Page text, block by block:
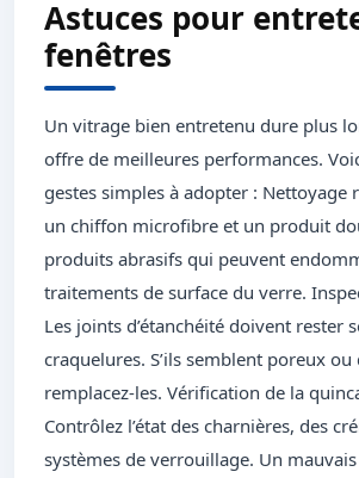
Astuces pour
fenêtres
Un vitrage bien entretenu dure plus
offre de meilleures performances.
gestes simples à adopter : Nettoyage
un chiffon microfibre et un produit
produits abrasifs qui peuvent
traitements de surface du verre.
Les joints d’étanchéité doivent rester
craquelures. S’ils semblent poreux ou
remplacez-les. Vérification de la
Contrôlez l’état des charnières, des
systèmes de verrouillage. Un